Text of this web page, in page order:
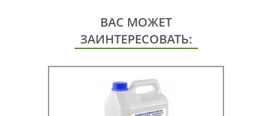
ВАС МОЖЕТ
ЗАИНТЕРЕСОВАТЬ: